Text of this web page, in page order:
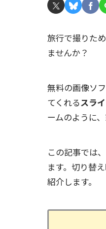
旅行で撮りた
ませんか？
無料の画像ソ
てくれるスラ
ームのように
この記事では
ます。切り替
紹介します。